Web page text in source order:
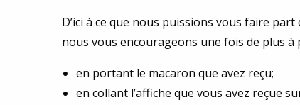
D’ici à ce que nous puissions vous faire
nous vous encourageons une fois de plus
en portant le macaron que avez reçu;
en collant l’affiche que vous avez reçue